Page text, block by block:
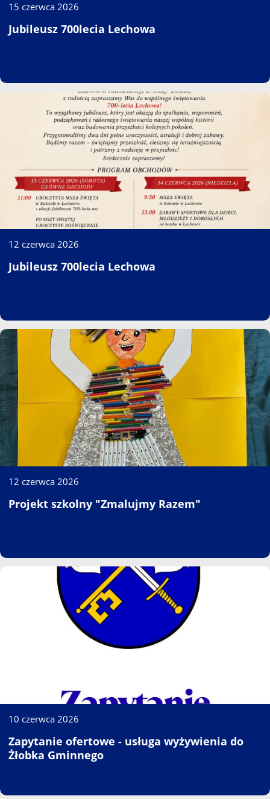
15 czerwca 2026
Jubileusz 700lecia Lechowa
12 czerwca 2026
Jubileusz 700lecia Lechowa
12 czerwca 2026
Projekt szkolny "Zmalujmy Razem"
10 czerwca 2026
Zapytanie ofertowe - usługa wyżywienia do
Żłobka Gminnego